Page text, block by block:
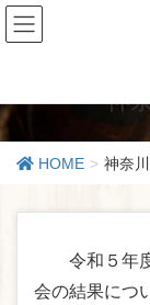
神
HOME 神奈
令和５年度
会の結果につ